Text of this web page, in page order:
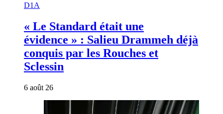
D1A
« Le Standard était une
évidence » : Salieu Drammeh déjà
conquis par les Rouches et
Sclessin
6 août 26